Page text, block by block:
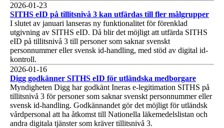
1 av 1
2026-01-23
SITHS eID på tillitsnivå 3 kan utfärdas till fler målgrupper
I slutet av januari lanseras ny funktionalitet för förenklad
utgivning av SITHS eID. Då blir det möjligt att utfärda SITHS
eID på tillitsnivå 3 till personer som saknar svenskt
personnummer eller svensk id-handling, med stöd av digital id-
kontroll.
1 av 1
2026-01-16
Digg godkänner SITHS eID för utländska medborgare
Myndigheten Digg har godkänt Ineras e-legitimation SITHS på
tillitsnivå 3 för personer som saknar svenskt personnummer eller
svensk id-handling. Godkännandet gör det möjligt för utländsk
vårdpersonal att ha åtkomst till Nationella läkemedelslistan och
andra digitala tjänster som kräver tillitsnivå 3.